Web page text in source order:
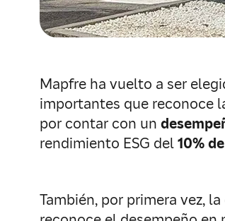
Mapfre ha vuelto a ser
importantes que reconoce
por contar con un
rendimiento ESG del10%
También, por primera vez,